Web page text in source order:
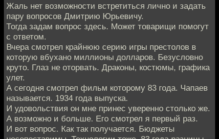
Жаль нет возможности встретиться лично и задать
пару вопросов Дмитрию Юрьевичу.
Тогда задам вопрос здесь. Может товарищи помогут
с ответом.
Вчера смотрел крайнюю серию игры престолов в
которую вбухано миллионы долларов. Безусловно
круто. Глаз не оторвать. Драконы, костюмы, графика
улет.
А сегодня смотрел фильм которому 83 года. Чапаев
называется. 1934 года выпуска.
И удовольствия он мне принес уверенно столько же.
А возможно и больше. Его смотрел я первый раз.
И вот вопрос. Как так получается. Бюджеты